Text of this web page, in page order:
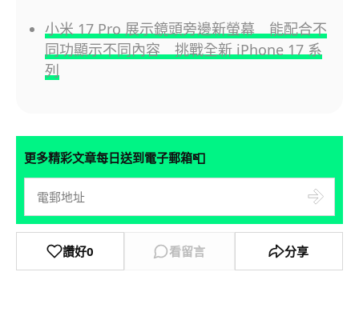
小米 17 Pro 展示鏡頭旁邊新螢幕 能配合不
同功顯示不同內容 挑戰全新 iPhone 17 系
列
更多精彩文章每日送到電子郵箱📮
讚好0 看留言 分享